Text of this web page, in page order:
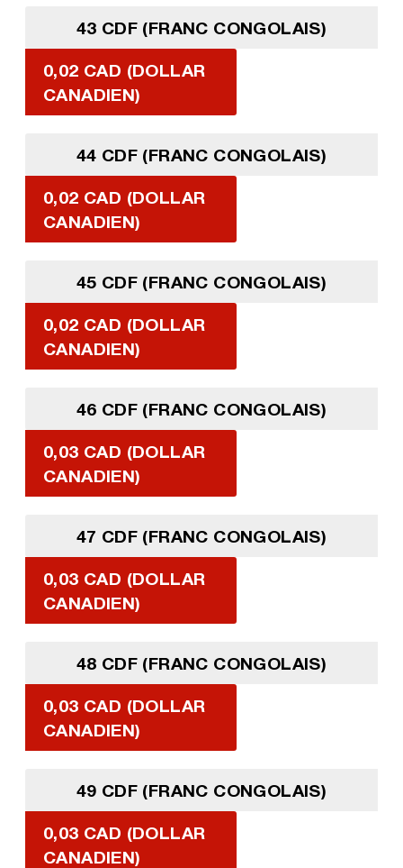
43 CDF (FRANC CONGOLAIS)
0,02 CAD (DOLLAR
CANADIEN)
44 CDF (FRANC CONGOLAIS)
0,02 CAD (DOLLAR
CANADIEN)
45 CDF (FRANC CONGOLAIS)
0,02 CAD (DOLLAR
CANADIEN)
46 CDF (FRANC CONGOLAIS)
0,03 CAD (DOLLAR
CANADIEN)
47 CDF (FRANC CONGOLAIS)
0,03 CAD (DOLLAR
CANADIEN)
48 CDF (FRANC CONGOLAIS)
0,03 CAD (DOLLAR
CANADIEN)
49 CDF (FRANC CONGOLAIS)
0,03 CAD (DOLLAR
CANADIEN)